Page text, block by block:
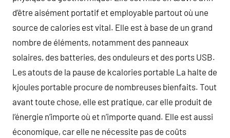
d’être aisément portatif et employable partout où une
source de calories est vital. Elle est à base de un grand
nombre de éléments, notamment des panneaux
solaires, des batteries, des onduleurs et des ports USB.
Les atouts de la pause de kcalories portable La halte de
kjoules portable procure de nombreuses bienfaits. Tout
avant toute chose, elle est pratique, car elle produit de
l’énergie n’importe où et n’importe quand. Elle est aussi
économique, car elle ne nécessite pas de coûts